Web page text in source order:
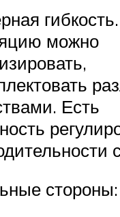
гибкость.
можно
Есть
стороны: